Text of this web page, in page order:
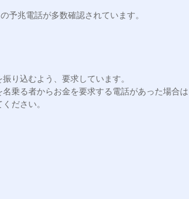
予兆電話が多数確認されています。
り込むよう、要求しています。
乗る者からお金を要求する電話があった場合
ださい。